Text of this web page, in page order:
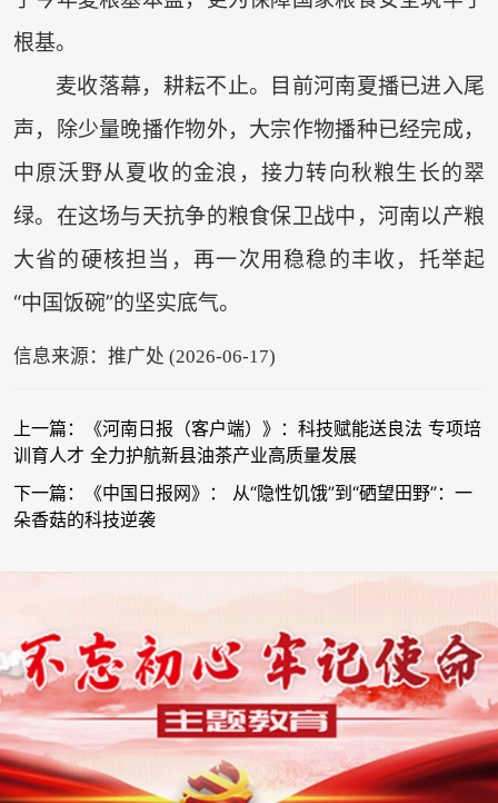
根基。
麦收落幕，耕耘不止。目前河南夏播已进入尾
声，除少量晚播作物外，大宗作物播种已经完成，
中原沃野从夏收的金浪，接力转向秋粮生长的翠
绿。在这场与天抗争的粮食保卫战中，河南以产粮
大省的硬核担当，再一次用稳稳的丰收，托举起
“中国饭碗”的坚实底气。
信息来源：推广处 (2026-06-17)
上一篇：《河南日报（客户端）》：科技赋能送良法 专项培
训育人才 全力护航新县油茶产业高质量发展
下一篇：《中国日报网》： 从“隐性饥饿”到“硒望田野”：一
朵香菇的科技逆袭